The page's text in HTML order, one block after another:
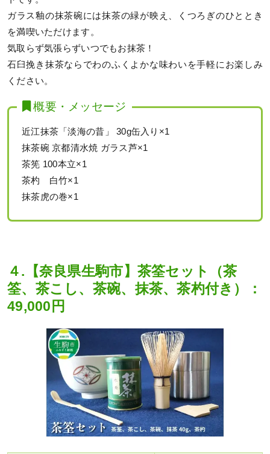
ガラス釉の抹茶碗には抹茶の緑が映え、くつろぎのひととき
を満喫いただけます。
気取らず気張らずいつでもお抹茶！
石臼挽き抹茶ならでわのふくよかな味わいを手軽にお楽しみ
ください。
概要・メッセージ
近江抹茶「淡海の昔」 30g缶入り×1
抹茶碗 京都清水焼 ガラス芦×1
茶筅 100本立×1
茶杓 白竹×1
抹茶虎の巻×1
４.【奈良県生駒市】茶筌セット（茶
筌、茶こし、茶碗、抹茶、茶杓付き）：
49,000円